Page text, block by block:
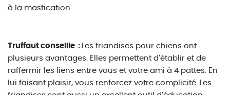
à la mastication.
Truffaut conseille : Les friandises pour chiens ont
plusieurs avantages. Elles permettent d’établir et de
raffermir les liens entre vous et votre ami à 4 pattes. En
lui faisant plaisir, vous renforcez votre complicité. Les